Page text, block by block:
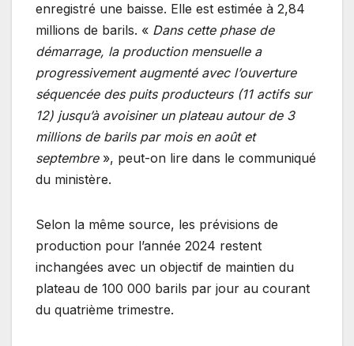
enregistré une baisse. Elle est estimée à 2,84
millions de barils. « Dans cette phase de
démarrage, la production mensuelle a
progressivement augmenté avec l’ouverture
séquencée des puits producteurs (11 actifs sur
12) jusqu’à avoisiner un plateau autour de 3
millions de barils par mois en août et
septembre», peut-on lire dans le communiqué
du ministère.
Selon la même source, les prévisions de
production pour l’année 2024 restent
inchangées avec un objectif de maintien du
plateau de 100 000 barils par jour au courant
du quatrième trimestre.